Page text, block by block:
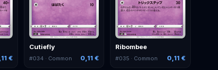
€
Cutiefly
#034 · Common 0,11 €
Ribombee
#035 · Common 0,11 €